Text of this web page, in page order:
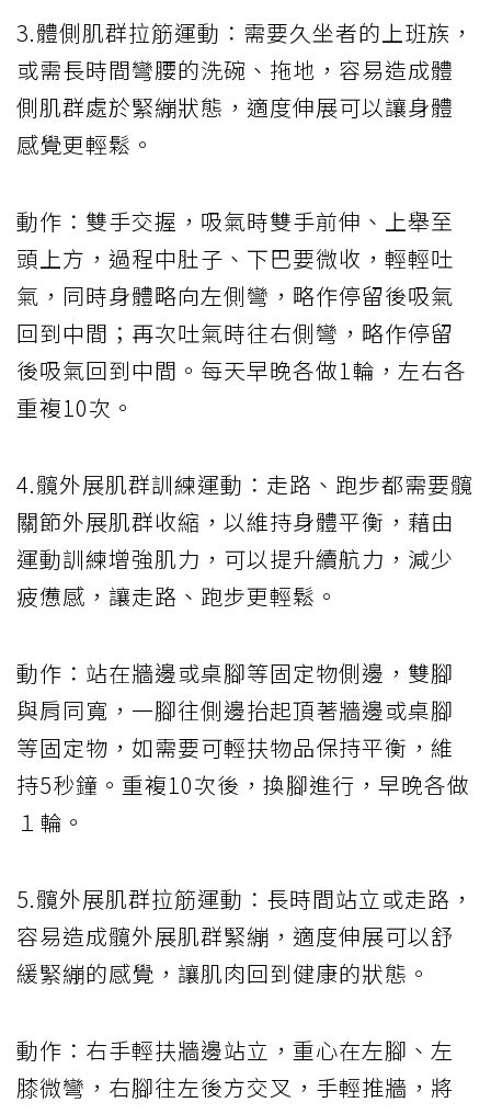
3.體側肌群拉筋運動：需要久坐者的上班族，
或需長時間彎腰的洗碗、拖地，容易造成體
側肌群處於緊繃狀態，適度伸展可以讓身體
感覺更輕鬆。
動作：雙手交握，吸氣時雙手前伸、上舉至
頭上方，過程中肚子、下巴要微收，輕輕吐
氣，同時身體略向左側彎，略作停留後吸氣
回到中間；再次吐氣時往右側彎，略作停留
後吸氣回到中間。每天早晚各做1輪，左右各
重複10次。
4.髖外展肌群訓練運動：走路、跑步都需要髖
關節外展肌群收縮，以維持身體平衡，藉由
運動訓練增強肌力，可以提升續航力，減少
疲憊感，讓走路、跑步更輕鬆。
動作：站在牆邊或桌腳等固定物側邊，雙腳
與肩同寬，一腳往側邊抬起頂著牆邊或桌腳
等固定物，如需要可輕扶物品保持平衡，維
持5秒鐘。重複10次後，換腳進行，早晚各做
１輪。
5.髖外展肌群拉筋運動：長時間站立或走路，
容易造成髖外展肌群緊繃，適度伸展可以舒
緩緊繃的感覺，讓肌肉回到健康的狀態。
動作：右手輕扶牆邊站立，重心在左腳、左
膝微彎，右腳往左後方交叉，手輕推牆，將